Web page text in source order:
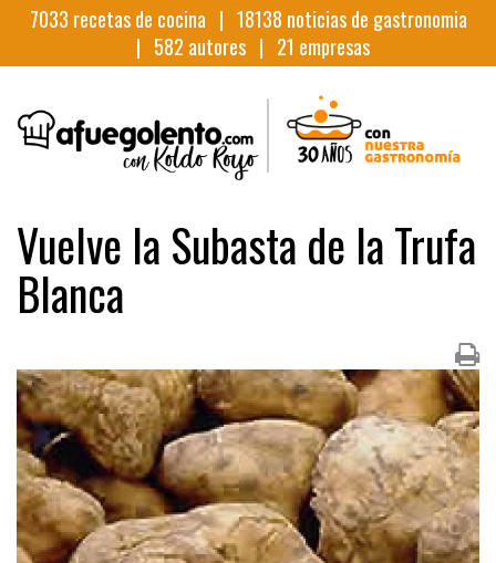
7033 recetas de cocina | 18138 noticias de gastronomia
| 582 autores | 21 empresas
Vuelve la Subasta de la Trufa
Blanca